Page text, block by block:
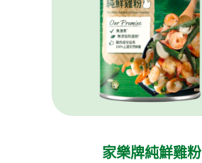
家樂牌純鮮雞粉